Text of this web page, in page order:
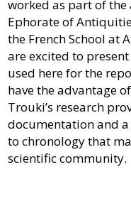
worked as part of
Ephorate of
the French School at
are excited to
used here for the
have the advantage
Trouki’s research
documentation and
to chronology that
scientific community.